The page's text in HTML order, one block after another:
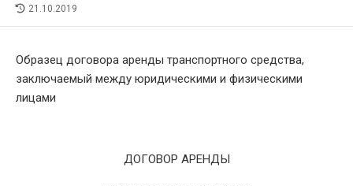
LAST
21.10.2019
Образец договора аренды транспортного средства,
заключаемый между юридическими и физическими
лицами
ДОГОВОР АРЕНДЫ